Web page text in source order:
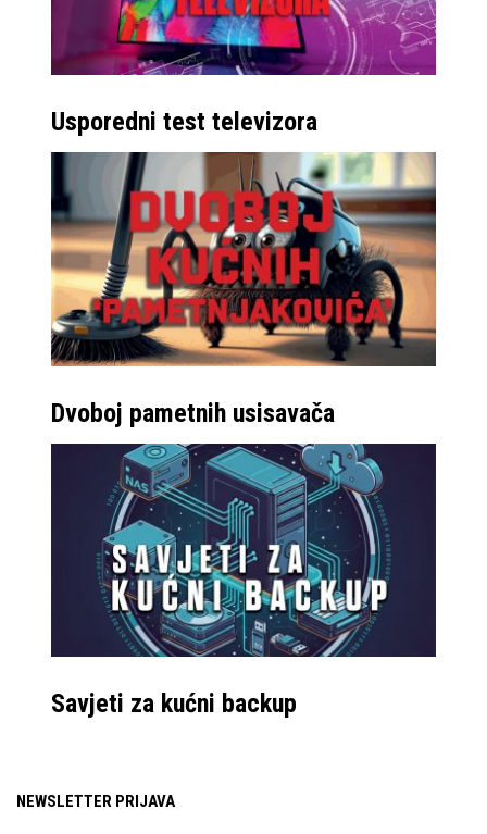
Usporedni test televizora
Dvoboj pametnih usisavača
Savjeti za kućni backup
NEWSLETTER PRIJAVA